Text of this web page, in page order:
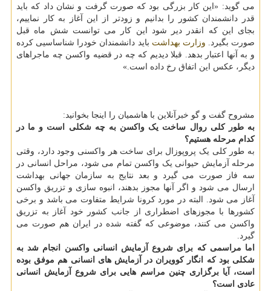
می گوید: «این کار بزرگی بود که صورت گرفت و نشان داد که باید
قدر دانشمندان کشور را بدانیم و زودتر از این آغاز به کار نماییم،
بجای این که انقدر دیر شود این کار می توانست شش ماه قبل
صورت بگیرد. وزارت بهداشت باید دانشمندان خودرا شناساسیی کرده
و به آنها اعتبار بدهد. قبلا دیدیم که چه در قضیه واکسن چه ماجراهای
دیگر، عکس این اتفاق رخ داده است.»
مشروح گفت و گو خبرآنلاین با هاشمیان را اینجا بخوانید:
به طور کلی روال ساخت یک واکسن به چه شکلی است و ما در
کدام مرحله هستیم؟
به طور کلی یک پروپوزال برای ساخت هر واکسنی وجود دارد، وقتی
مرحله آزمایش حیوانی یک واکسن تمام می شود، مراحل انسانی در
سه فاز صورت می گیرد و بعد نتایج به سازمان جهانی بهداشت
ارسال می شود و اگر آنها مجوز بدهند، انبوه سازی و تزریق واکسن
آغاز می شود. البته در مورد کرونا شرایط متفاوت می باشد و برخی
کشورها با مجوزهای اضطراری از جانب کشور خود آغاز به تزریق
واکسن می کنند، موضوعی که گفته شده در ایران هم صورت می
گیرد.
اما مراسمی که برای شروع آزمایش انسانی واکسن انجام شد به
شکلی بود که انگار کوویران در آزمایش های انسانی هم موفق بوده
است، آیا برگزاری چنین مراسم هایی برای شروع آزمایش انسانی
عادی است؟